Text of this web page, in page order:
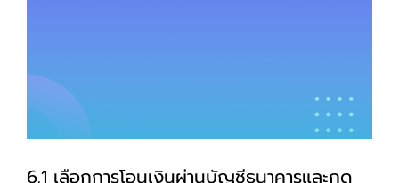
6.1 เลือกการโอนเงินผ่านบัญชีธนาคารและกด